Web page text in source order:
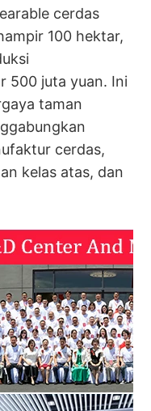
cerdas
100 hektar,
500 juta yuan. Ini
taman
cerdas,
kelas atas, dan